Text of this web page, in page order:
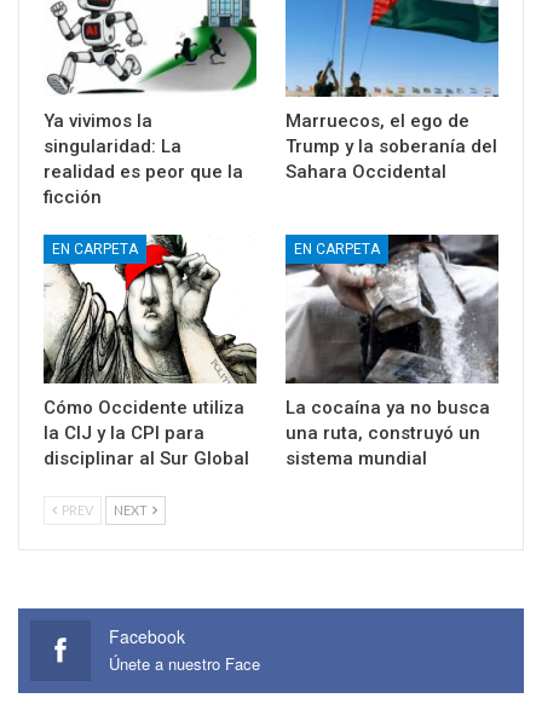
Ya vivimos la
singularidad: La
realidad es peor que la
ficción
Marruecos, el ego de
Trump y la soberanía del
Sahara Occidental
EN CARPETA
Cómo Occidente utiliza
la CIJ y la CPI para
disciplinar al Sur Global
EN CARPETA
La cocaína ya no busca
una ruta, construyó un
sistema mundial
PREV NEXT
Facebook
Únete a nuestro Face